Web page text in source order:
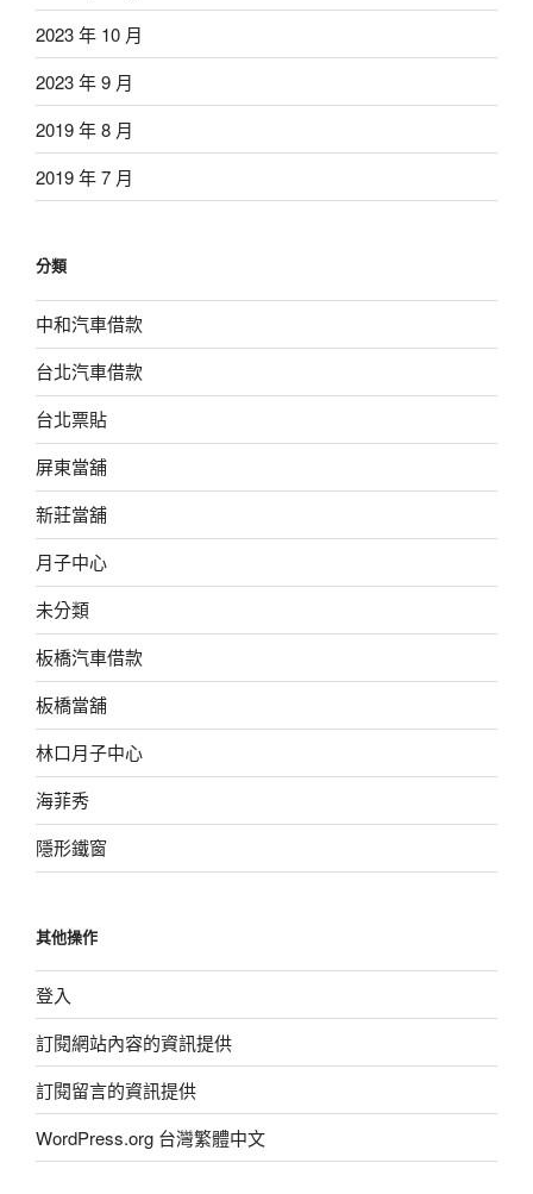
2023 年 10 月
2023 年 9 月
2019 年 8 月
2019 年 7 月
分類
中和汽車借款
台北汽車借款
台北票貼
屏東當舖
新莊當舖
月子中心
未分類
板橋汽車借款
板橋當舖
林口月子中心
海菲秀
隱形鐵窗
其他操作
登入
訂閱網站內容的資訊提供
訂閱留言的資訊提供
WordPress.org 台灣繁體中文